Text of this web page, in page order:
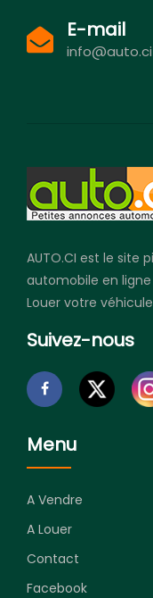
E-mail
info@auto.ci
AUTO.CI est le site
automobile en
Louer votre véhicule
Suivez-nous
Menu
A Vendre
A Louer
Contact
Facebook